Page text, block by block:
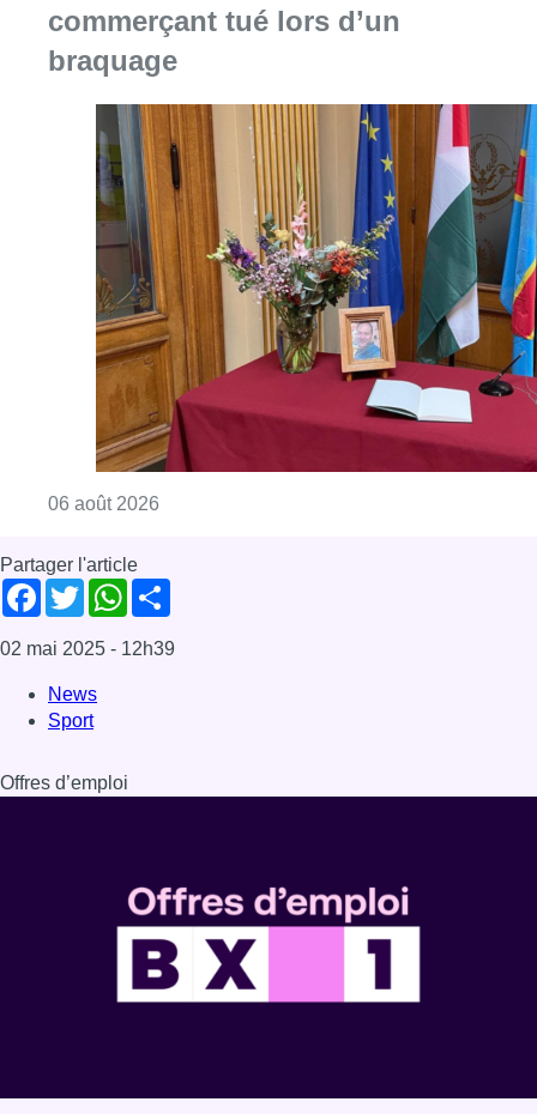
commerçant tué lors d’un
braquage
06 août 2026
Partager l'article
Facebook
TwitterWhatsApp
02 mai 2025 - 12h39
News
Sport
Offres d’emploi